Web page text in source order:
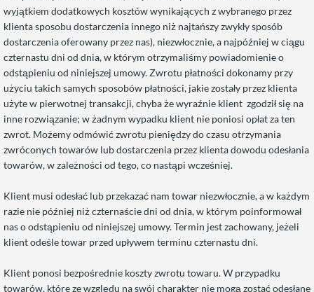
wyjątkiem dodatkowych kosztów wynikających z wybranego przez
klienta sposobu dostarczenia innego niż najtańszy zwykły sposób
dostarczenia oferowany przez nas), niezwłocznie, a najpóźniej w ciągu
czternastu dni od dnia, w którym otrzymaliśmy powiadomienie o
odstąpieniu od niniejszej umowy. Zwrotu płatności dokonamy przy
użyciu takich samych sposobów płatności, jakie zostały przez klienta
użyte w pierwotnej transakcji, chyba że wyraźnie klient zgodził się na
inne rozwiązanie; w żadnym wypadku klient nie poniosi opłat za ten
zwrot. Możemy odmówić zwrotu pieniędzy do czasu otrzymania
zwróconych towarów lub dostarczenia przez klienta dowodu odesłania
towarów, w zależności od tego, co nastąpi wcześniej.
Klient musi odesłać lub przekazać nam towar niezwłocznie, a w każdym
razie nie później niż czternaście dni od dnia, w którym poinformował
nas o odstąpieniu od niniejszej umowy. Termin jest zachowany, jeżeli
klient odeśle towar przed upływem terminu czternastu dni.
Klient ponosi bezpośrednie koszty zwrotu towaru. W przypadku
towarów, które ze względu na swój charakter nie mogą zostać odesłane